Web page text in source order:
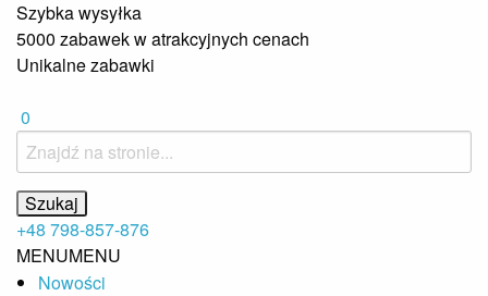
Szybka wysyłka
5000 zabawek w atrakcyjnych cenach
Unikalne zabawki
0
+48 798-857-876
MENUMENU
Nowości